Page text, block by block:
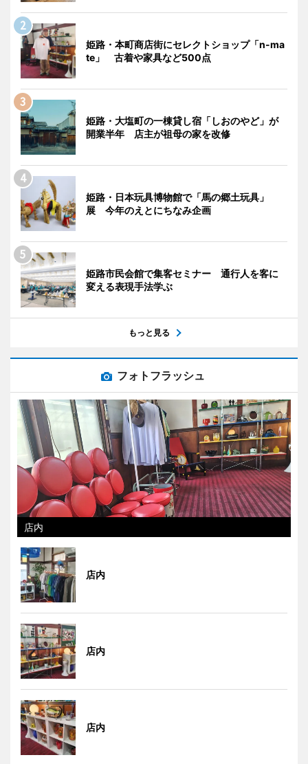
姫路・本町商店街にセレクトショップ「n-ma
te」 古着や家具など500点
姫路・大塩町の一棟貸し宿「しおのやど」が
開業半年 店主が祖母の家を改修
姫路・日本玩具博物館で「馬の郷土玩具」
展 今年のえとにちなみ企画
姫路市民会館で集客セミナー 通行人を客に
変える表現手法学ぶ
もっと見る
フォトフラッシュ
店内
店内
店内
店内